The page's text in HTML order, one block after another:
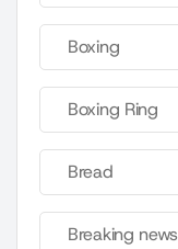
Boxing
Boxing Ring
Bread
Breaking news